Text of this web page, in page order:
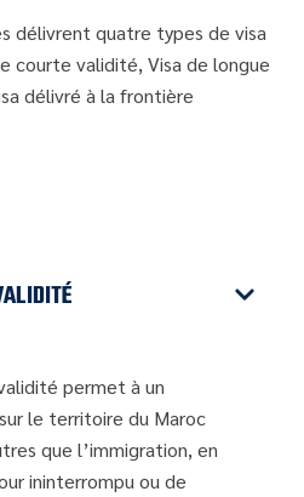
délivrent quatre types de visa
courte validité, Visa de longue
délivré à la frontière
permet à un
le territoire du Maroc
que l’immigration, en
ininterrompu ou de